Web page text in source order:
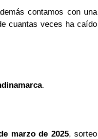
contamos con una
cuantas veces ha caído
.
marzo de 2025, sorteo